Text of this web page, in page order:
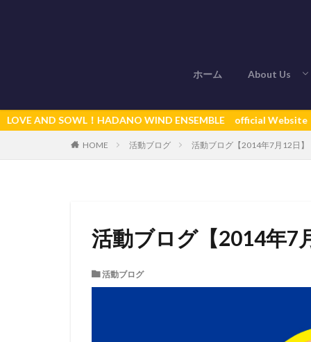
ホーム About Us
SOWL！HADANO WIND ENSEMBLE official Website
HOME 活動ブログ 活動ブログ【2014年7月12日】
活動ブログ【2014年7
活動ブログ